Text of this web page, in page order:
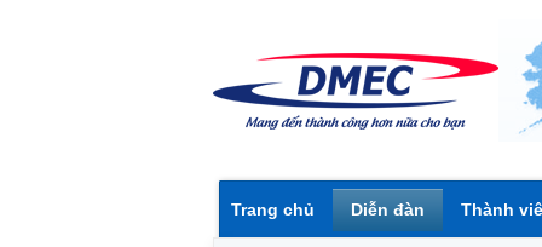
Trang chủ Diễn đàn Thành